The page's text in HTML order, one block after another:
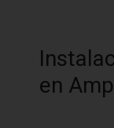
en